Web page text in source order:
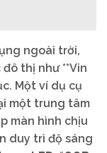
ngoài trời,
thị như **Vin
Một ví dụ cụ
một trung tâm
màn hình chịu
duy trì độ sáng